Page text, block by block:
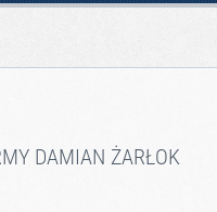
DAMIAN ŻARŁOK